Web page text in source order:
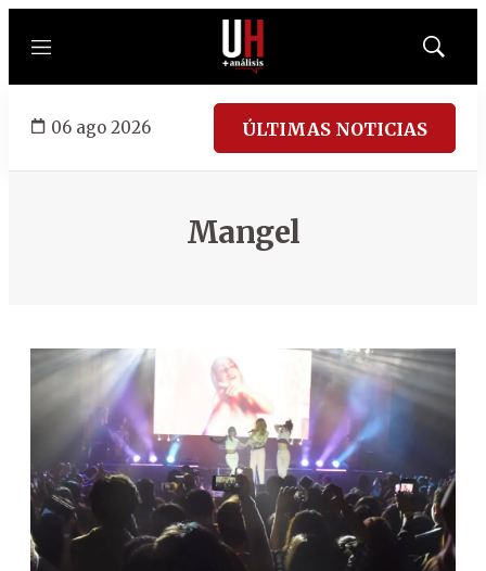
Menú
Mostrar
06 ago 2026 ÚLTIMAS NOTICIAS
Mangel